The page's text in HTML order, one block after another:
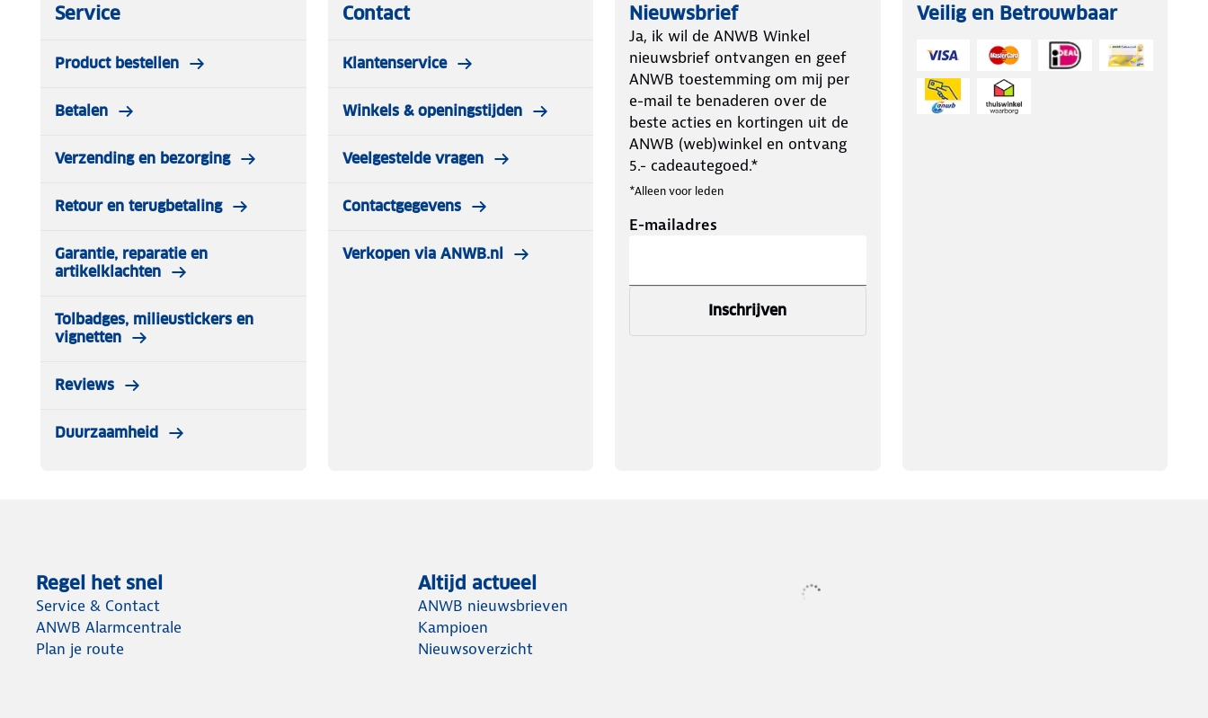
Service
Product bestellen
Betalen
Verzending en bezorging
Retour en terugbetaling
Garantie, reparatie en
artikelklachten
Tolbadges, milieustickers en
vignetten
Reviews
Duurzaamheid
Contact
Klantenservice
Winkels & openingstijden
Veelgestelde vragen
Contactgegevens
Verkopen via ANWB.nl
Nieuwsbrief
Ja, ik wil de ANWB Winkel
nieuwsbrief ontvangen en geef
ANWB toestemming om mij per
e-mail te benaderen over de
beste acties en kortingen uit de
ANWB (web)winkel en ontvang
5.- cadeautegoed.*
*Alleen voor leden
E-mailadres
Inschrijven
Veilig en Betrouwbaar
Regel het snel
Service & Contact
ANWB Alarmcentrale
Plan je route
Altijd actueel
ANWB nieuwsbrieven
Kampioen
Nieuwsoverzicht